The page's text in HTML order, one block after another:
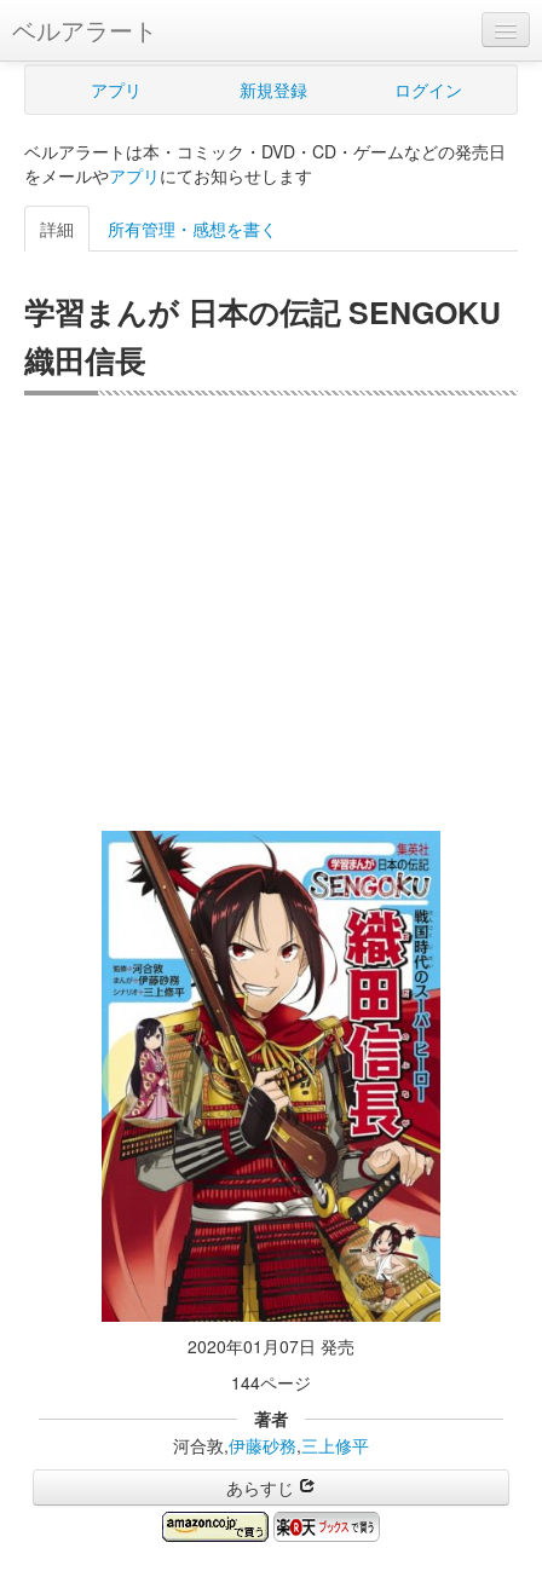
ベルアラート
ベルアラートとは
新規登録
ログイン
購入管理
Myシェルフ
アプリ 新規登録 ログイン
ベルアラートは本・コミック・DVD・CD・ゲームなどの発売日
をメールやアプリ にてお知らせします
詳細 所有管理・感想を書く
学習まんが 日本の伝記 SENGOKU
織田信長
2020年01月07日 発売
144ページ
著者
河合敦,伊藤砂務,三上修平
あらすじ